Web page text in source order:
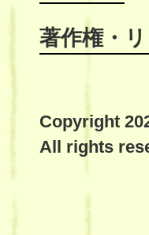
著作権・
Copyright
All rights